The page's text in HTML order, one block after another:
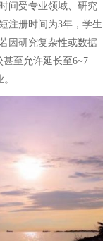
间受专业领域、研究
注册时间为3年，学生
因研究复杂性或数据
至允许延长至6~7